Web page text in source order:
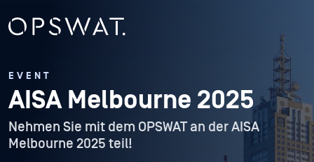
EVENT
AISA Melbourne 2025
Nehmen Sie mit dem OPSWAT an der AISA
Melbourne 2025 teil!